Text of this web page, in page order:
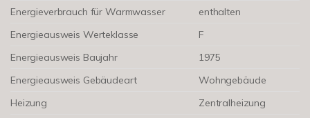
Energieverbrauch für Warmwasser
enthalten
Energieausweis Werteklasse
F
Energieausweis Baujahr
1975
Energieausweis Gebäudeart
Wohngebäude
Heizung
Zentralheizung